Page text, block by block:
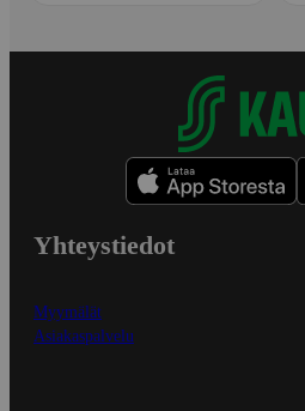
Yhteystiedot
Myymälät
Asiakaspalvelu